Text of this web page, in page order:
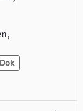
Dok